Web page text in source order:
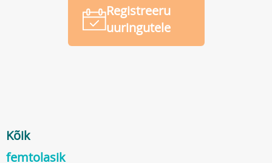
Registreeru
uuringutele
Kõik
femtolasik